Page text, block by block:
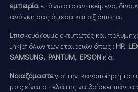
εμπειρία επάνω στο αντικείμενο,
ανάγκη σας άμεσα και αξιόπιστα.
Επισκευάζουμε εκτυπωτές και
Inkjet όλων των εταιρειών όπως : HP,
SAMSUNG, PANTUM, EPSON κ.ά.
Νοιαζόμαστεγια την ικανοποίηση
μας είναι ο πελάτης να βρίσκει πάντα